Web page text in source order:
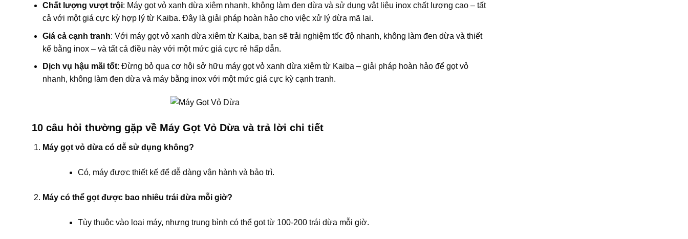
Chất lượng vượt trội: Máy gọt vỏ xanh dừa xiêm nhanh, không làm đen dừa và sử dụng vật liệu inox chất lượng cao – tất
cả với một giá cực kỳ hợp lý từ Kaiba. Đây là giải pháp hoàn hảo cho việc xử lý dừa mã lai.
Giá cả cạnh tranh: Với máy gọt vỏ xanh dừa xiêm từ Kaiba, bạn sẽ trải nghiệm tốc độ nhanh, không làm đen dừa và thiết
kế bằng inox – và tất cả điều này với một mức giá cực rẻ hấp dẫn.
Dịch vụ hậu mãi tốt: Đừng bỏ qua cơ hội sở hữu máy gọt vỏ xanh dừa xiêm từ Kaiba – giải pháp hoàn hảo để gọt vỏ
nhanh, không làm đen dừa và máy bằng inox với một mức giá cực kỳ cạnh tranh.
10 câu hỏi thường gặp về Máy Gọt Vỏ Dừa và trả lời chi tiết
Máy gọt vỏ dừa có dễ sử dụng không?
Có, máy được thiết kế để dễ dàng vận hành và bảo trì.
Máy có thể gọt được bao nhiêu trái dừa mỗi giờ?
Tùy thuộc vào loại máy, nhưng trung bình có thể gọt từ 100-200 trái dừa mỗi giờ.